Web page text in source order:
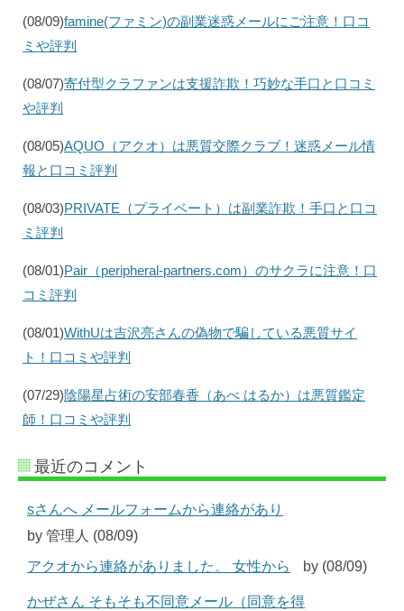
(08/09)famine(ファミン)の副業迷惑メールにご注意！口コ
ミや評判
(08/07)寄付型クラファンは支援詐欺！巧妙な手口と口コミ
や評判
(08/05)AQUO（アクオ）は悪質交際クラブ！迷惑メール情
報と口コミ評判
(08/03)PRIVATE（プライベート）は副業詐欺！手口と口コ
ミ評判
(08/01)Pair（peripheral-partners.com）のサクラに注意！口
コミ評判
(08/01)WithUは吉沢亮さんの偽物で騙している悪質サイ
ト！口コミや評判
(07/29)陰陽星占術の安部春香（あべ はるか）は悪質鑑定
師！口コミや評判
最近のコメント
sさんへ メールフォームから連絡があり
by 管理人 (08/09)
アクオから連絡がありました。 女性から
by (08/09)
かぜさん そもそも不同意メール（同意を得